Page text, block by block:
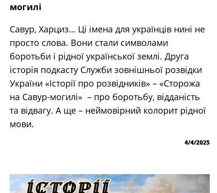
могилі
Савур, Харциз… Ці імена для українців нині не
просто слова. Вони стали символами
боротьби і рідної української землі. Друга
історія подкасту Служби зовнішньої розвідки
України «Історії про розвідників» – «Сторожа
на Савур-могилі» – про боротьбу, відданість
та відвагу. А ще – неймовірний колорит рідної
мови.
4/4/2025